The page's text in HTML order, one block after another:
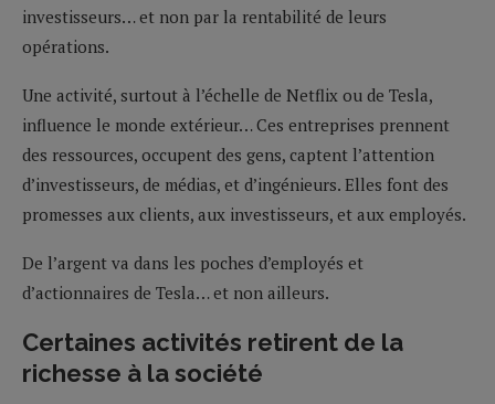
investisseurs… et non par la rentabilité de leurs
opérations.
Une activité, surtout à l’échelle de Netflix ou de Tesla,
influence le monde extérieur… Ces entreprises prennent
des ressources, occupent des gens, captent l’attention
d’investisseurs, de médias, et d’ingénieurs. Elles font des
promesses aux clients, aux investisseurs, et aux employés.
De l’argent va dans les poches d’employés et
d’actionnaires de Tesla… et non ailleurs.
Certaines activités retirent de la
richesse à la société